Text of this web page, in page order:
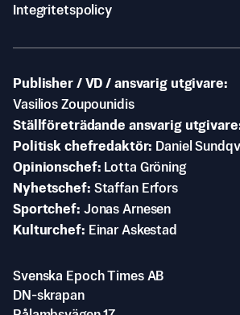
Integritetspolicy
Publisher / VD / ansvarig utgivare
Vasilios Zoupounidis
Ställföreträdande ansvarig utgivare
Politisk chefredaktör
Daniel
Opinionschef
Lotta Gröning
Nyhetschef Staffan Erfors
Sportchef Jonas Arnesen
Kulturchef
Einar Askestad
Svenska Epoch Times AB
DN-skrapan